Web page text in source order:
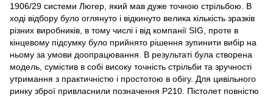
1906/29 системи Люгер, який мав дуже точною стрільбою. В
ході відбору було оглянуто і відкинуто велика кількість зразків
різних виробників, в тому числі і від компанії SIG, проте в
кінцевому підсумку було прийнято рішення зупинити вибір на
ньому за умови доопрацювання. В результаті була створена
модель, сумістив в собі високу точність стрільби та зручності
утримання з практичністю і простотою в обігу. Для цивільного
ринку зброї привласнили позначення P210. Пістолет повністю